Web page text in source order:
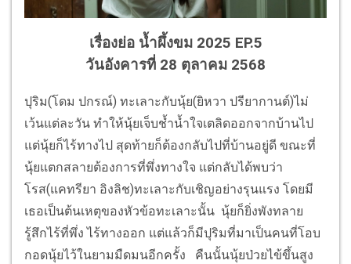
เรื่องย่อ น้ำผึ้งขม 2025 EP.5
วันอังคารที่ 28 ตุลาคม 2568
ปุริม(โดม ปกรณ์) ทะเลาะกับนุ้ย(ยิหวา ปรียากานต์)ไม่
เว้นแต่ละวัน ทำให้นุ้ยเจ็บช้ำน้ำใจเตลิดออกจากบ้านไป
แต่นุ้ยก็ไร้ทางไป สุดท้ายก็ต้องกลับไปที่บ้านอยู่ดี ขณะที่
นุ้ยแตกสลายต้องการที่พึ่งทางใจ แต่กลับได้พบว่า
โรส(แคทรียา อิงลิช)ทะเลาะกับเชิญอย่างรุนแรง โดยมี
เธอเป็นต้นเหตุของหัวข้อทะเลาะนั้น นุ้ยก็ยิ่งพังทลาย
รู้สึกไร้ที่พึ่ง ไร้ทางออก แต่แล้วก็มีปุริมที่มาเป็นคนที่โอบ
กอดนุ้ยไว้ในยามมืดมนอีกครั้ง คืนนั้นนุ้ยป่วยไข้ขึ้นสูง